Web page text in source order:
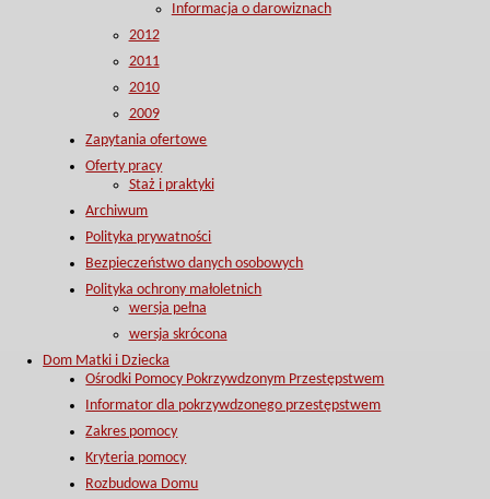
Informacja o darowiznach
2012
2011
2010
2009
Zapytania ofertowe
Oferty pracy
Staż i praktyki
Archiwum
Polityka prywatności
Bezpieczeństwo danych osobowych
Polityka ochrony małoletnich
wersja pełna
wersja skrócona
Dom Matki i Dziecka
Ośrodki Pomocy Pokrzywdzonym Przestępstwem
Informator dla pokrzywdzonego przestępstwem
Zakres pomocy
Kryteria pomocy
Rozbudowa Domu